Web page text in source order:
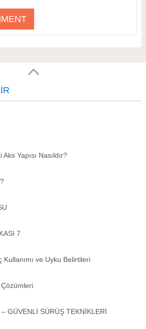
Yapısı Nasıldır?
7
Kullanımı ve Uyku Belirtileri
Çözümleri
GÜVENLİ SÜRÜŞ TEKNİKLERİ